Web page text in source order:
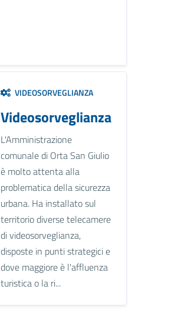
VIDEOSORVEGLIANZA
Videosorveglianza
L'Amministrazione
comunale di Orta San Giulio
è molto attenta alla
problematica della sicurezza
urbana. Ha installato sul
territorio diverse telecamere
di videosorveglianza,
disposte in punti strategici e
dove maggiore è l'affluenza
turistica o la ri...